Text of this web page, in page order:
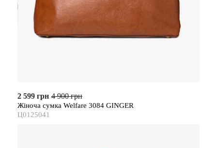
2 599 грн 4 900 грн
Жіноча сумка Welfare 3084 GINGER
Ц0125041